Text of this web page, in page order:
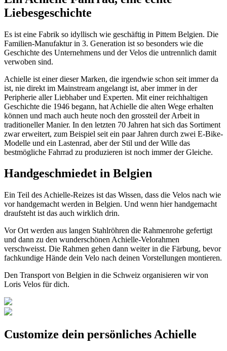
Liebesgeschichte
Es ist eine Fabrik so idyllisch wie geschäftig in Pittem Belgien. Die
Familien-Manufaktur in 3. Generation ist so besonders wie die
Geschichte des Unternehmens und der Velos die untrennlich damit
verwoben sind.
Achielle ist einer dieser Marken, die irgendwie schon seit immer da
ist, nie direkt im Mainstream angelangt ist, aber immer in der
Peripherie aller Liebhaber und Experten. Mit einer reichhaltigen
Geschichte die 1946 begann, hat Achielle die alten Wege erhalten
können und mach auch heute noch den grossteil der Arbeit in
traditioneller Manier. In den letzten 70 Jahren hat sich das Sortiment
zwar erweitert, zum Beispiel seit ein paar Jahren durch zwei E-Bike-
Modelle und ein Lastenrad, aber der Stil und der Wille das
bestmögliche Fahrrad zu produzieren ist noch immer der Gleiche.
Handgeschmiedet in Belgien
Ein Teil des Achielle-Reizes ist das Wissen, dass die Velos nach wie
vor handgemacht werden in Belgien. Und wenn hier handgemacht
draufsteht ist das auch wirklich drin.
Vor Ort werden aus langen Stahlröhren die Rahmenrohe gefertigt
und dann zu den wunderschönen Achielle-Velorahmen
verschweisst. Die Rahmen gehen dann weiter in die Färbung, bevor
fachkundige Hände dein Velo nach deinen Vorstellungen montieren.
Den Transport von Belgien in die Schweiz organisieren wir von
Loris Velos für dich.
Customize dein persönliches Achielle